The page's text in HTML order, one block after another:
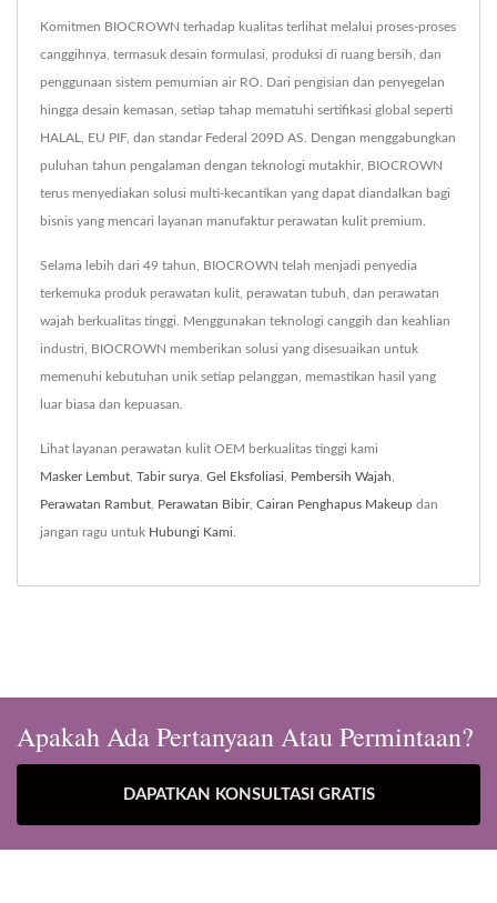
Komitmen BIOCROWN terhadap kualitas terlihat melalui proses-proses
canggihnya, termasuk desain formulasi, produksi di ruang bersih, dan
penggunaan sistem pemurnian air RO. Dari pengisian dan penyegelan
hingga desain kemasan, setiap tahap mematuhi sertifikasi global seperti
HALAL, EU PIF, dan standar Federal 209D AS. Dengan menggabungkan
puluhan tahun pengalaman dengan teknologi mutakhir, BIOCROWN
terus menyediakan solusi multi-kecantikan yang dapat diandalkan bagi
bisnis yang mencari layanan manufaktur perawatan kulit premium.
Selama lebih dari 49 tahun, BIOCROWN telah menjadi penyedia
terkemuka produk perawatan kulit, perawatan tubuh, dan perawatan
wajah berkualitas tinggi. Menggunakan teknologi canggih dan keahlian
industri, BIOCROWN memberikan solusi yang disesuaikan untuk
memenuhi kebutuhan unik setiap pelanggan, memastikan hasil yang
luar biasa dan kepuasan.
Lihat layanan perawatan kulit OEM berkualitas tinggi kami
Masker Lembut Tabir surya Gel Eksfoliasi Pembersih Wajah
Perawatan Rambut Perawatan Bibir, Cairan Penghapus Makeup dan
jangan ragu untuk Hubungi Kami
Apakah Ada Pertanyaan Atau Permintaan?
DAPATKAN KONSULTASI GRATIS